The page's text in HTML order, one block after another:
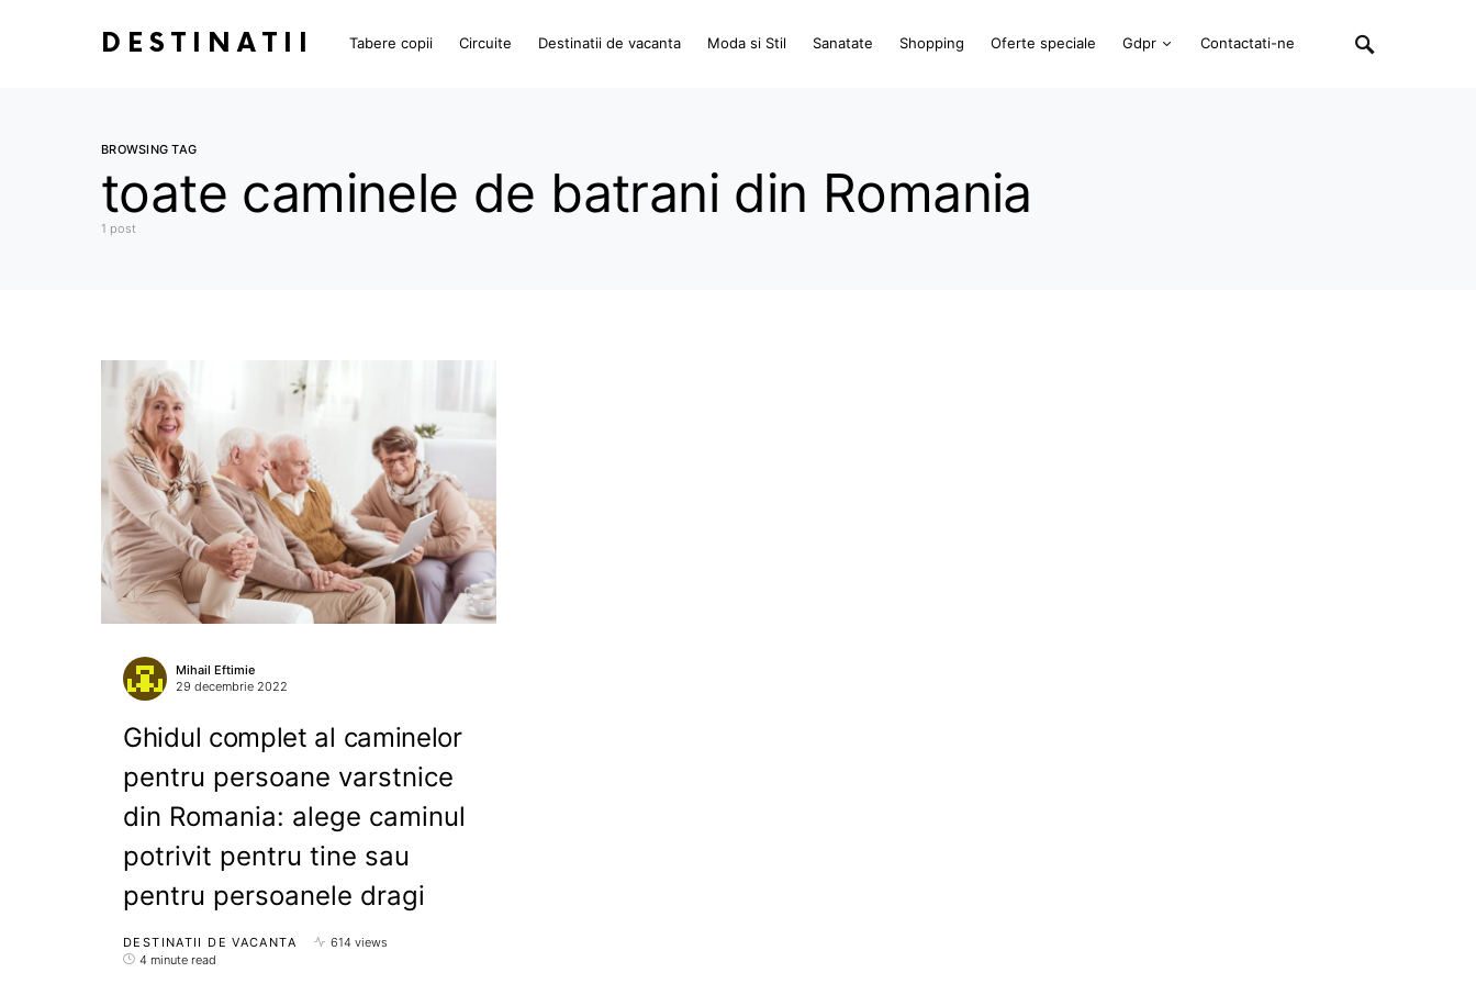
DESTINATII Tabere copii Circuite Destinatii de vacanta Moda si Stil Sanatate Shopping Oferte speciale Gdpr Contactati-ne
BROWSING TAG
toate caminele de batrani din Romania
1 post
Mihail Eftimie
29 decembrie 2022
Ghidul complet al caminelor
pentru persoane varstnice
din Romania: alege caminul
potrivit pentru tine sau
pentru persoanele dragi
DESTINATII DE VACANTA
614 views
4 minute read